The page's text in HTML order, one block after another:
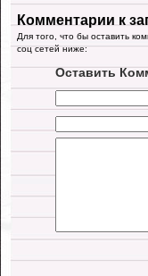
Комментарии к
Для того, что бы оставить
соц сетей ниже:
Оставить